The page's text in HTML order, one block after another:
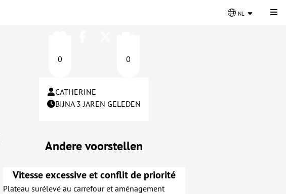
nl
0 0
CATHERINE
BIJNA 3 JAREN GELEDEN
Andere voorstellen
Vitesse excessive et conflit de priorité
Plateau surélevé au carrefour et aménagement